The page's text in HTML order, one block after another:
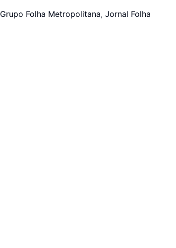
Grupo Folha Metropolitana, Jornal Folha